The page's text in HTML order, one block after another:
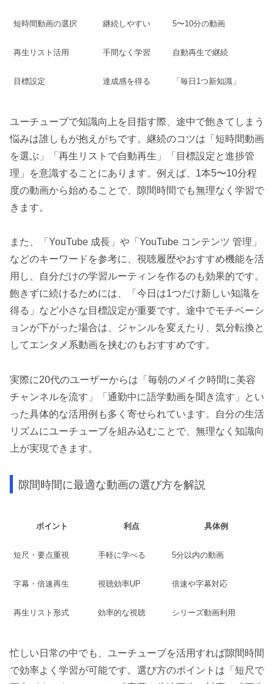
短時間動画の選択 継続しやすい 5〜10分の動画
再生リスト活用 手間なく学習 自動再生で継続
目標設定 達成感を得る 「毎日1つ新知識」
ユーチューブで知識向上を目指す際、途中で飽きてしまう
悩みは誰しもが抱えがちです。継続のコツは「短時間動画
を選ぶ」「再生リストで自動再生」「目標設定と進捗管
理」を意識することにあります。例えば、1本5〜10分程
度の動画から始めることで、隙間時間でも無理なく学習で
きます。
また、「YouTube 成長」や「YouTube コンテンツ 管理」
などのキーワードを参考に、視聴履歴やおすすめ機能を活
用し、自分だけの学習ルーティンを作るのも効果的です。
飽きずに続けるためには、「今日は1つだけ新しい知識を
得る」など小さな目標設定が重要です。途中でモチベーシ
ョンが下がった場合は、ジャンルを変えたり、気分転換と
してエンタメ系動画を挟むのもおすすめです。
実際に20代のユーザーからは「毎朝のメイク時間に美容
チャンネルを流す」「通勤中に語学動画を聞き流す」とい
った具体的な活用例も多く寄せられています。自分の生活
リズムにユーチューブを組み込むことで、無理なく知識向
上が実現できます。
隙間時間に最適な動画の選び方を解説
ポイント 利点 具体例
短尺・要点重視 手軽に学べる 5分以内の動画
字幕・倍速再生 視聴効率UP 倍速や字幕対応
再生リスト形式 効率的な視聴 シリーズ動画利用
忙しい日常の中でも、ユーチューブを活用すれば隙間時間
で効率よく学習が可能です。選び方のポイントは「短尺で